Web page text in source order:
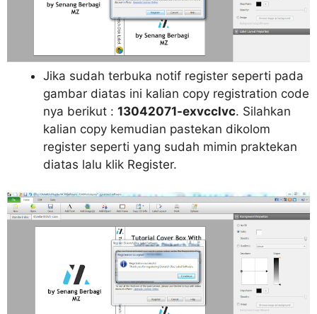
Jika sudah terbuka notif register seperti pada
gambar diatas ini kalian copy registration code
nya berikut : 13042071-exvcclvc. Silahkan
kalian copy kemudian pastekan dikolom
register seperti yang sudah mimin praktekan
diatas lalu klik Register.